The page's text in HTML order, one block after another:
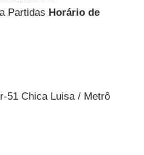
Partidas Horário de
51 Chica Luisa / Metrô